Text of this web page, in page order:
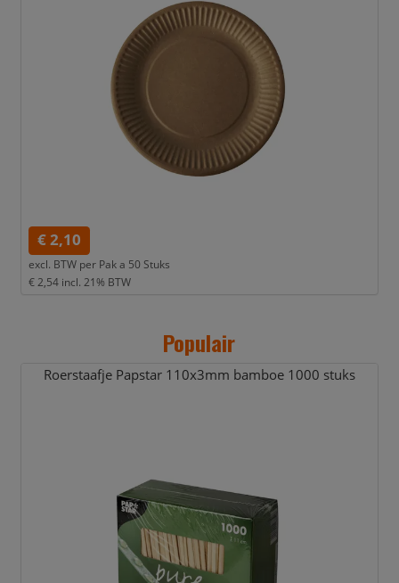
€ 2,10
excl. BTW per Pak a 50 Stuks
€ 2,54 incl. 21% BTW
Populair
Roerstaafje Papstar 110x3mm bamboe 1000 stuks